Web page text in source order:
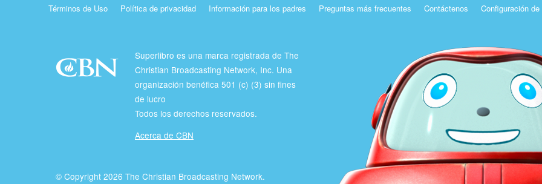
Términos de Uso Política de privacidad Información para los padres Preguntas más frecuentes Contáctenos Configuración
Superlibro es una marca registrada de The
Christian Broadcasting Network, Inc. Una
organización benéfica 501 (c) (3) sin fines
de lucro
Todos los derechos reservados.
Acerca de CBN
© Copyright 2026 The Christian Broadcasting Network.